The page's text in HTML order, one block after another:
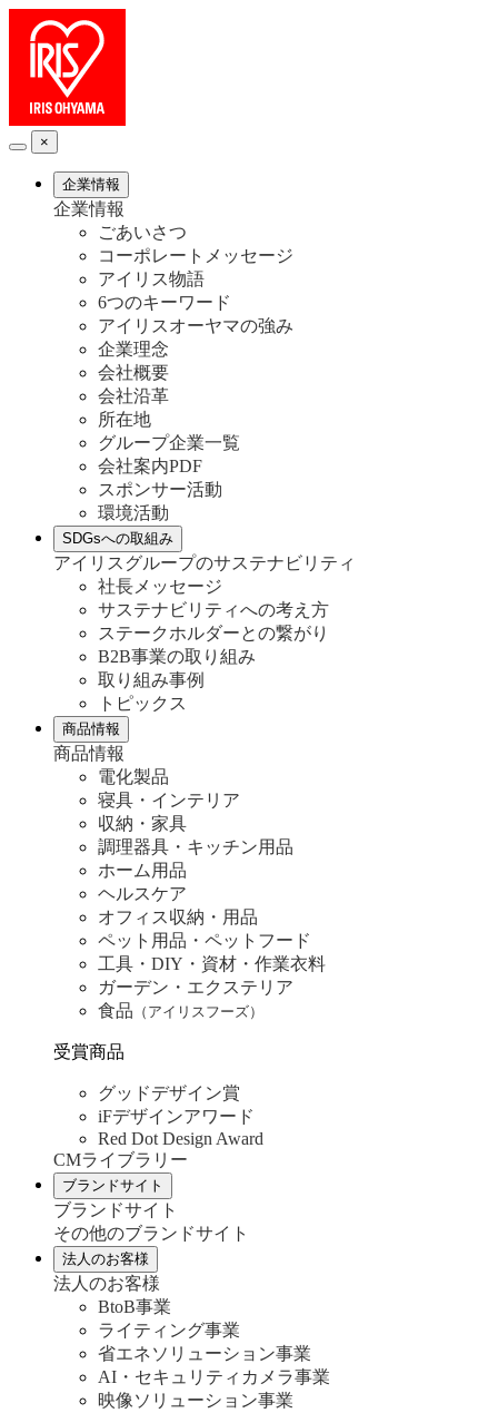
×
企業情報
企業情報
ごあいさつ
コーポレートメッセージ
アイリス物語
6つのキーワード
アイリスオーヤマの強み
企業理念
会社概要
会社沿革
所在地
グループ企業一覧
会社案内PDF
スポンサー活動
環境活動
SDGsへの取組み
アイリスグループのサステナビリティ
社長メッセージ
サステナビリティへの考え方
ステークホルダーとの繋がり
B2B事業の取り組み
取り組み事例
トピックス
商品情報
商品情報
電化製品
寝具・インテリア
収納・家具
調理器具・キッチン用品
ホーム用品
ヘルスケア
オフィス収納・用品
ペット用品・ペットフード
工具・DIY・資材・作業衣料
ガーデン・エクステリア
食品 （アイリスフーズ）
受賞商品
グッドデザイン賞
iFデザインアワード
Red Dot Design Award
CMライブラリー
ブランドサイト
ブランドサイト
その他のブランドサイト
法人のお客様
法人のお客様
BtoB事業
ライティング事業
省エネソリューション事業
AI・セキュリティカメラ事業
映像ソリューション事業